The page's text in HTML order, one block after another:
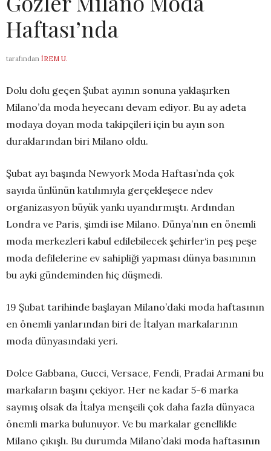
Haftası’nda
tarafından İREM U.
Dolu dolu geçen Şubat ayının sonuna yaklaşırken
Milano’da moda heyecanı devam ediyor. Bu ay adeta
modaya doyan moda takipçileri için bu ayın son
duraklarından biri Milano oldu.
Şubat ayı başında Newyork Moda Haftası’nda çok
sayıda ünlünün katılımıyla gerçekleşece ndev
organizasyon büyük yankı uyandırmıştı. Ardından
Londra ve Paris, şimdi ise Milano. Dünya’nın en önemli
moda merkezleri kabul edilebilecek şehirler‘in peş peşe
moda defilelerine ev sahipliği yapması dünya basınının
bu ayki gündeminden hiç düşmedi.
19 Şubat tarihinde başlayan Milano’daki moda haftasının
en önemli yanlarından biri de İtalyan markalarının
moda dünyasındaki yeri.
Dolce Gabbana, Gucci, Versace, Fendi, Pradai Armani bu
markaların başını çekiyor. Her ne kadar 5-6 marka
saymış olsak da İtalya menşeili çok daha fazla dünyaca
önemli marka bulunuyor. Ve bu markalar genellikle
Milano çıkışlı. Bu durumda Milano’daki moda haftasının